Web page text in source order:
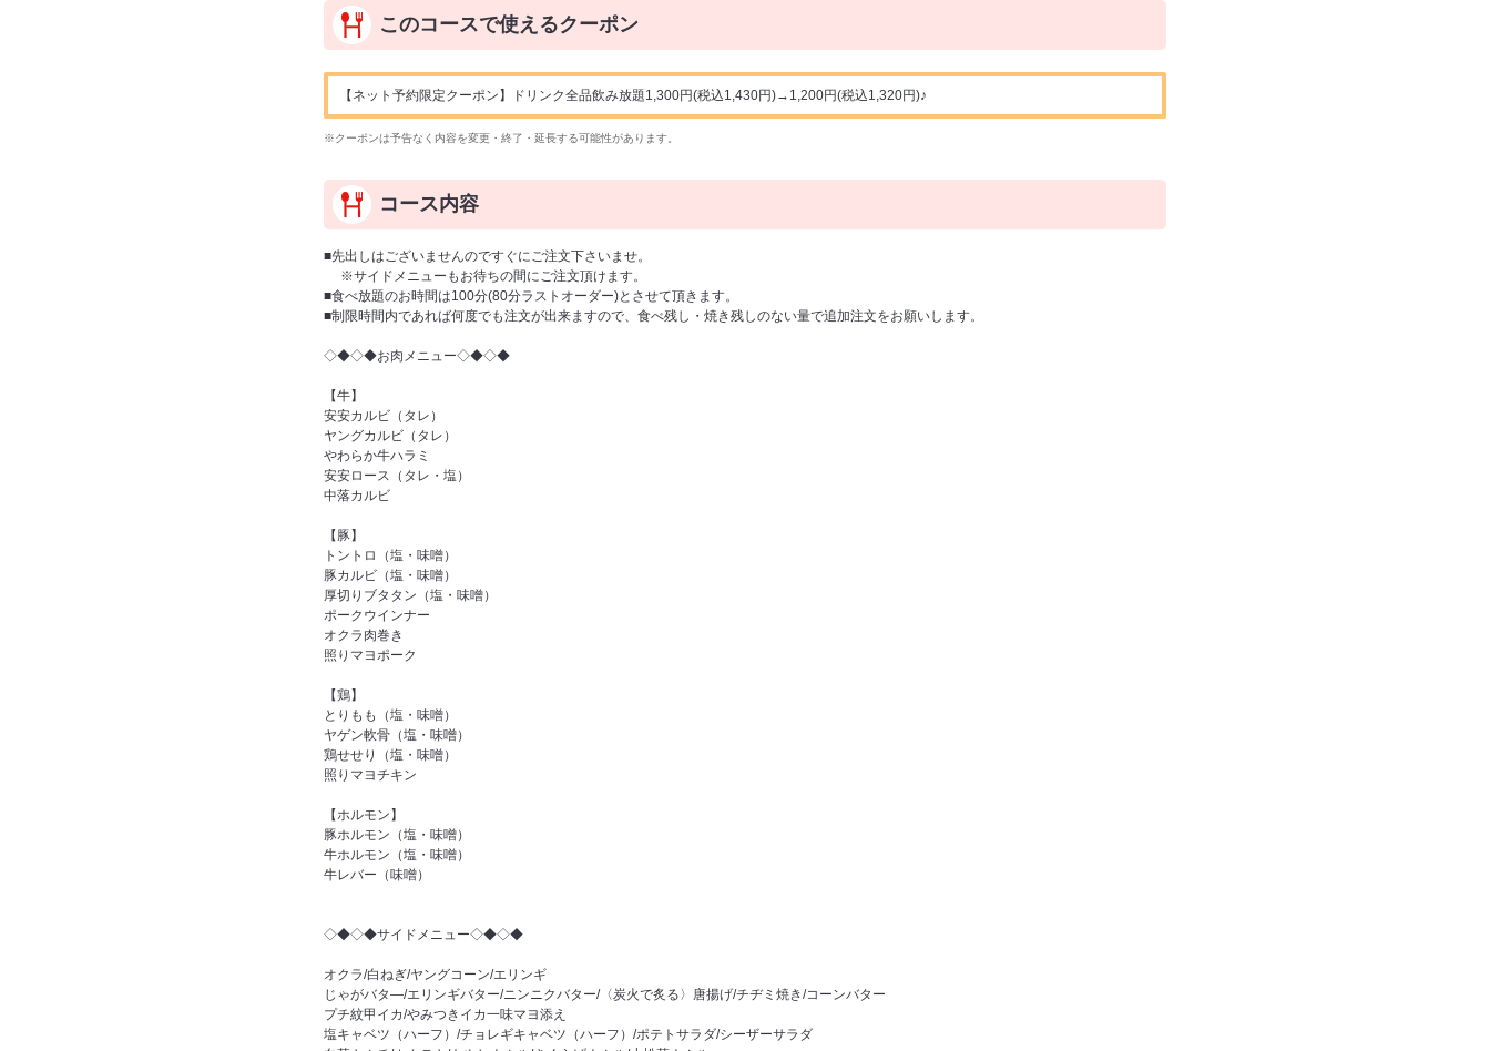
このコースで使えるクーポン
【ネット予約限定クーポン】ドリンク全品飲み放題1,300円(税込1,430円)→1,200円(税込1,320円)♪
※クーポンは予告なく内容を変更・終了・延長する可能性があります。
コース内容
■先出しはございませんのですぐにご注文下さいませ。
※サイドメニューもお待ちの間にご注文頂けます。
■食べ放題のお時間は100分(80分ラストオーダー)とさせて頂きます。
■制限時間内であれば何度でも注文が出来ますので、食べ残し・焼き残しのない量で追加注文をお願いします。
◇◆◇◆お肉メニュー◇◆◇◆
【牛】
安安カルビ（タレ）
ヤングカルビ（タレ）
やわらか牛ハラミ
安安ロース（タレ・塩）
中落カルビ
【豚】
トントロ（塩・味噌）
豚カルビ（塩・味噌）
厚切りブタタン（塩・味噌）
ポークウインナー
オクラ肉巻き
照りマヨポーク
【鶏】
とりもも（塩・味噌）
ヤゲン軟骨（塩・味噌）
鶏せせり（塩・味噌）
照りマヨチキン
【ホルモン】
豚ホルモン（塩・味噌）
牛ホルモン（塩・味噌）
牛レバー（味噌）
◇◆◇◆サイドメニュー◇◆◇◆
オクラ/白ねぎ/ヤングコーン/エリンギ
じゃがバタ―/エリンギバター/ニンニクバター/〈炭火で炙る〉唐揚げ/チヂミ焼き/コーンバター
プチ紋甲イカ/やみつきイカ一味マヨ添え
塩キャベツ（ハーフ）/チョレギキャベツ（ハーフ）/ポテトサラダ/シーザーサラダ